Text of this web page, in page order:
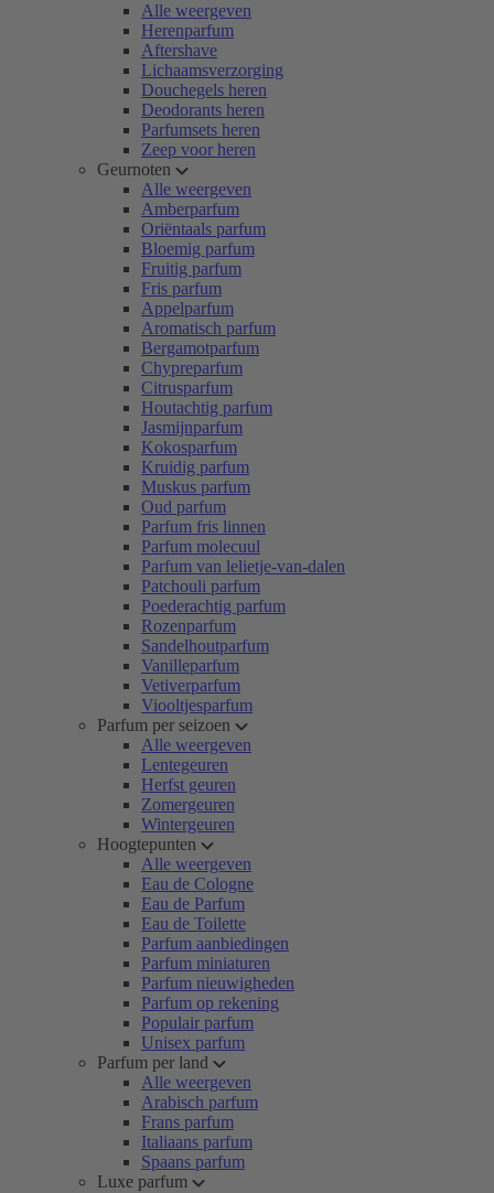
Alle weergeven
Herenparfum
Aftershave
Lichaamsverzorging
Douchegels heren
Deodorants heren
Parfumsets heren
Zeep voor heren
Geurnoten
Alle weergeven
Amberparfum
Oriëntaals parfum
Bloemig parfum
Fruitig parfum
Fris parfum
Appelparfum
Aromatisch parfum
Bergamotparfum
Chypreparfum
Citrusparfum
Houtachtig parfum
Jasmijnparfum
Kokosparfum
Kruidig parfum
Muskus parfum
Oud parfum
Parfum fris linnen
Parfum molecuul
Parfum van lelietje-van-dalen
Patchouli parfum
Poederachtig parfum
Rozenparfum
Sandelhoutparfum
Vanilleparfum
Vetiverparfum
Viooltjesparfum
Parfum per seizoen
Alle weergeven
Lentegeuren
Herfst geuren
Zomergeuren
Wintergeuren
Hoogtepunten
Alle weergeven
Eau de Cologne
Eau de Parfum
Eau de Toilette
Parfum aanbiedingen
Parfum miniaturen
Parfum nieuwigheden
Parfum op rekening
Populair parfum
Unisex parfum
Parfum per land
Alle weergeven
Arabisch parfum
Frans parfum
Italiaans parfum
Spaans parfum
Luxe parfum